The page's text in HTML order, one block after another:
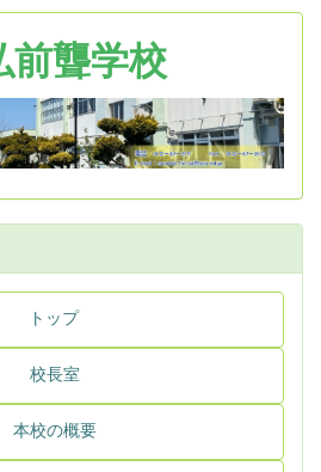
前聾学校
トップ
校長室
本校の概要